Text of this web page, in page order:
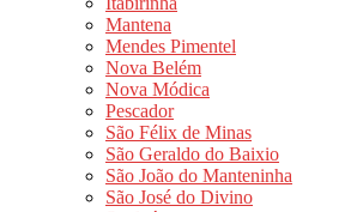
Mantena
Mendes Pimentel
Nova Belém
Nova Módica
Pescador
São Félix de Minas
São Geraldo do Baixio
São João do Manteninha
São José do Divino